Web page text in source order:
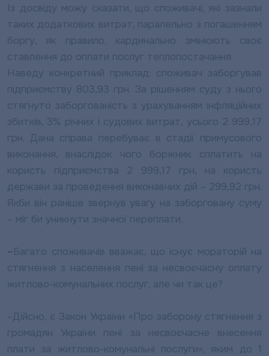
Із досвіду можу сказати, що споживачі, які зазнали
таких додаткових витрат, паралельно з погашенням
боргу, як правило, кардинально змінюють своє
ставлення до оплати послуг теплопостачання.
Наведу конкретний приклад: споживач заборгував
підприємству 803,93 грн. За рішенням суду з нього
стягнуто заборгованість з урахуванням інфляційних
збитків, 3% річних і судових витрат, усього 2 999,17
грн. Дана справа перебуває в стадії примусового
виконання, внаслідок чого боржник сплатить на
користь підприємства 2 999,17 грн, на користь
держави за проведення виконавчих дій – 299,92 грн.
Якби він раніше звернув увагу на заборговану суму
– міг би уникнути значної переплати.
–Багато споживачів вважає, що існує мораторій на
стягнення з населення пені за несвоєчасну оплату
житлово-комунальних послуг, але чи так це?
–Дійсно, є Закон України «Про заборону стягнення з
громадян України пені за несвоєчасне внесення
плати за житлово-комунальні послуги», яким до 1